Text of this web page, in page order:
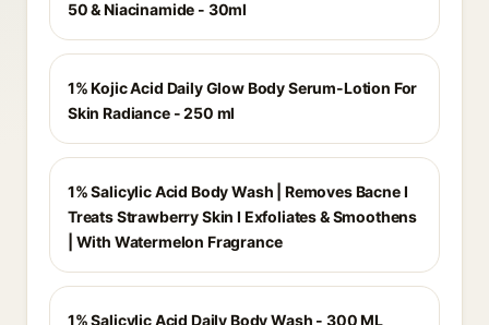
50 & Niacinamide - 30ml
1% Kojic Acid Daily Glow Body Serum-Lotion For
Skin Radiance - 250 ml
1% Salicylic Acid Body Wash | Removes Bacne I
Treats Strawberry Skin I Exfoliates & Smoothens
| With Watermelon Fragrance
1% Salicylic Acid Daily Body Wash - 300 ML